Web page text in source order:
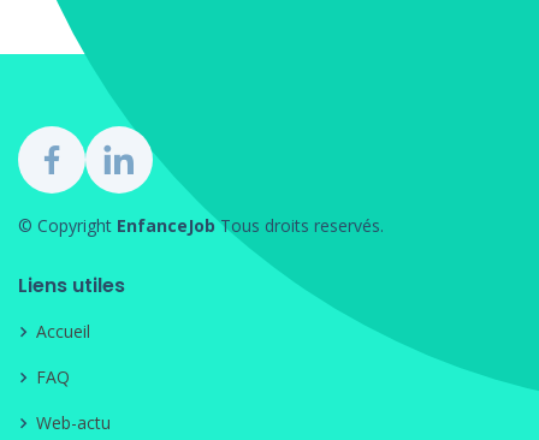
© Copyright EnfanceJob Tous droits reservés.
Liens utiles
Accueil
FAQ
Web-actu